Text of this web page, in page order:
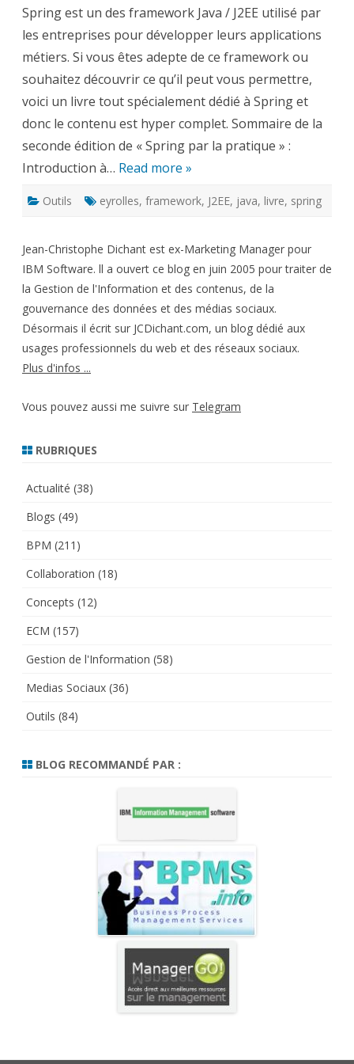
pratique
–
Spring
2.5
et
3.0
Spring est un des framework Java / J2EE utilisé par
les entreprises pour développer leurs applications
métiers. Si vous êtes adepte de ce framework ou
souhaitez découvrir ce qu’il peut vous permettre,
voici un livre tout spécialement dédié à Spring et
donc le contenu est hyper complet. Sommaire de la
seconde édition de « Spring par la pratique » :
Introduction à… Read more »
Outils eyrolles, framework, J2EE, java, livre, spring
Jean-Christophe Dichant est ex-Marketing Manager pour
IBM Software. ll a ouvert ce blog en juin 2005 pour traiter de
la Gestion de l'Information et des contenus, de la
gouvernance des données et des médias sociaux.
Désormais il écrit sur JCDichant.com, un blog dédié aux
usages professionnels du web et des réseaux sociaux.
Plus d'infos ...
Vous pouvez aussi me suivre sur Telegram
RUBRIQUES
Actualité (38)
Blogs (49)
BPM (211)
Collaboration (18)
Concepts (12)
ECM (157)
Gestion de l'Information (58)
Medias Sociaux (36)
Outils (84)
BLOG RECOMMANDÉ PAR :